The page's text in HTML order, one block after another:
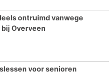
ontruimd vanwege
Overveen
voor senioren